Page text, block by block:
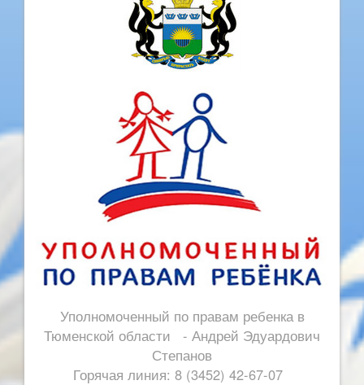
Уполномоченный по правам ребенка в
Тюменской области - Андрей Эдуардович
Степанов
Горячая линия: 8 (3452) 42-67-07